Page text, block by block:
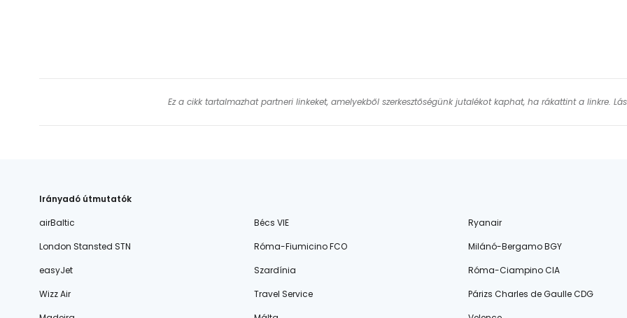
Ez a cikk tartalmazhat partneri linkeket, amelyekből szerkesztőségünk jutalékot kaphat, ha rákattint a linkre.
Irányadó útmutatók
airBaltic
Bécs VIE
Ryanair
London Stansted STN
Róma-Fiumicino FCO
Milánó-Bergamo BGY
easyJet
Szardínia
Róma-Ciampino CIA
Wizz Air
Travel Service
Párizs Charles de Gaulle CDG